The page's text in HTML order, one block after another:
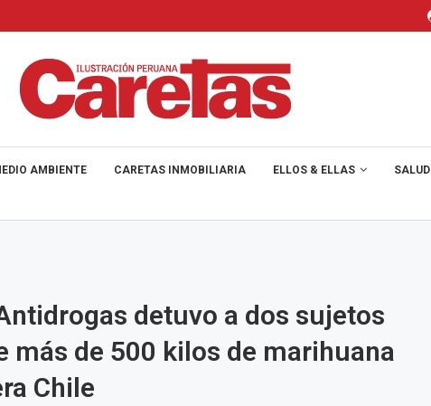
AMBIENTE CARETAS INMOBILIARIA ELLOS & ELLAS SALUD
detuvo a dos sujetos
más de 500 kilos de marihuana
Chile